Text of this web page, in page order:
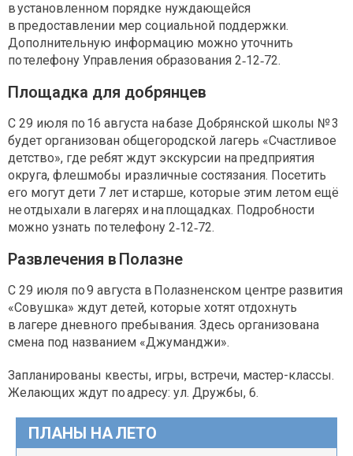
в установленном порядке нуждающейся
в предоставлении мер социальной поддержки.
Дополнительную информацию можно уточнить
по телефону Управления образования 2‑12‑72.
Площадка для добрянцев
С 29 июля по 16 августа на базе Добрянской школы № 3
будет организован общегородской лагерь «Счастливое
детство», где ребят ждут экскурсии на предприятия
округа, флешмобы и различные состязания. Посетить
его могут дети 7 лет и старше, которые этим летом ещё
не отдыхали в лагерях и на площадках. Подробности
можно узнать по телефону 2‑12‑72.
Развлечения в Полазне
С 29 июля по 9 августа в Полазненском центре развития
«Совушка» ждут детей, которые хотят отдохнуть
в лагере дневного пребывания. Здесь организована
смена под названием «Джуманджи».
Запланированы квесты, игры, встречи, мастер-классы.
Желающих ждут по адресу: ул. Дружбы, 6.
ПЛАНЫ НА ЛЕТО